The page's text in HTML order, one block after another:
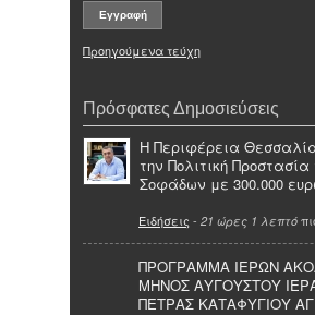
Προηγούμενα τεύχη
Πρόσφατες Δημοσιεύσεις
Η Περιφέρεια
την Πολιτική
Σοφάδων με 300.000
Ειδήσεις - 21 ώρες 1 λεπτό
ΠΡΟΓΡΑΜΜΑ ΙΕΡΩΝ
ΜΗΝΟΣ ΑΥΓΟΥΣΤΟΥ
ΠΕΤΡΑΣ ΚΑΤΑΦΥΓΙΟΥ